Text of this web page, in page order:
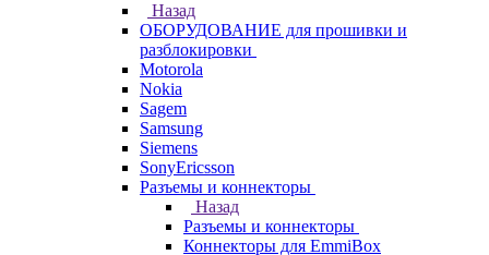
Назад
ОБОРУДОВАНИЕ для прошивки и
разблокировки
Motorola
Nokia
Sagem
Samsung
Siemens
SonyEricsson
Разъемы и коннекторы
Назад
Разъемы и коннекторы
Коннекторы для EmmiBox